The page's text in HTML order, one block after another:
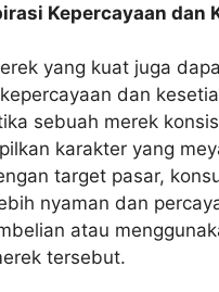
Kepercayaan dan
yang kuat juga
dan
sebuah merek
karakter yang
target pasar,
nyaman dan
atau
tersebut.